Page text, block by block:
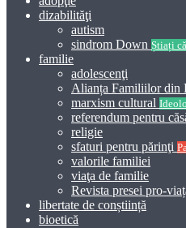
dizabilităţi
autism
sindrom Down Știați
familie
adolescenţi
Alianța Familiilor din
marxism cultural
referendum pentru
religie
sfaturi pentru părinţi
valorile familiei
viaţa de familie
Revista presei pro-
libertate de conștiință
bioetică